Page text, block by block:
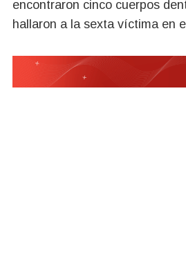
encontraron cinco cuerpos
hallaron a la sexta víctima en